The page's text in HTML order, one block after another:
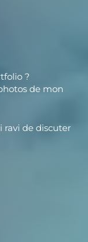
?
de mon
ravi de discuter